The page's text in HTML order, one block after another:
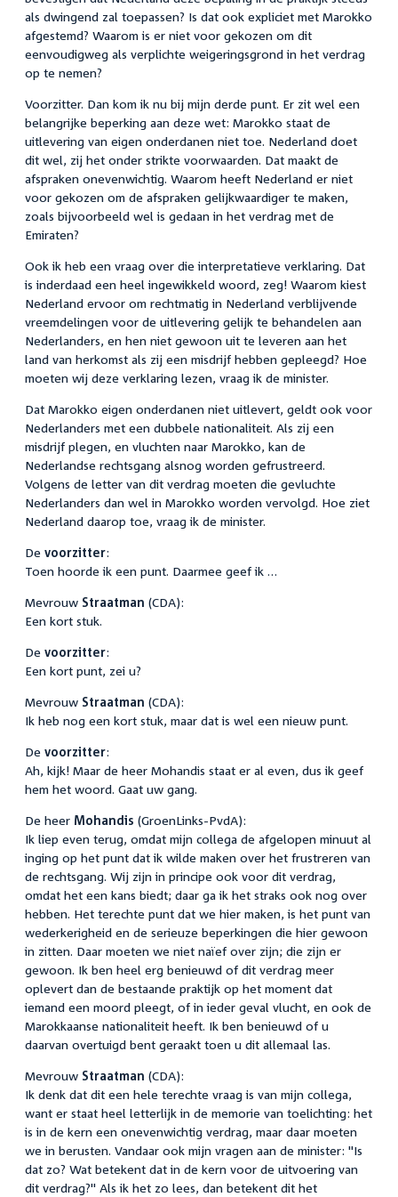
als dwingend zal toepassen? Is dat ook expliciet met Marokko
afgestemd? Waarom is er niet voor gekozen om dit
eenvoudigweg als verplichte weigeringsgrond in het verdrag
op te nemen?
Voorzitter. Dan kom ik nu bij mijn derde punt. Er zit wel een
belangrijke beperking aan deze wet: Marokko staat de
uitlevering van eigen onderdanen niet toe. Nederland doet
dit wel, zij het onder strikte voorwaarden. Dat maakt de
afspraken onevenwichtig. Waarom heeft Nederland er niet
voor gekozen om de afspraken gelijkwaardiger te maken,
zoals bijvoorbeeld wel is gedaan in het verdrag met de
Emiraten?
Ook ik heb een vraag over die interpretatieve verklaring. Dat
is inderdaad een heel ingewikkeld woord, zeg! Waarom kiest
Nederland ervoor om rechtmatig in Nederland verblijvende
vreemdelingen voor de uitlevering gelijk te behandelen aan
Nederlanders, en hen niet gewoon uit te leveren aan het
land van herkomst als zij een misdrijf hebben gepleegd? Hoe
moeten wij deze verklaring lezen, vraag ik de minister.
Dat Marokko eigen onderdanen niet uitlevert, geldt ook voor
Nederlanders met een dubbele nationaliteit. Als zij een
misdrijf plegen, en vluchten naar Marokko, kan de
Nederlandse rechtsgang alsnog worden gefrustreerd.
Volgens de letter van dit verdrag moeten die gevluchte
Nederlanders dan wel in Marokko worden vervolgd. Hoe ziet
Nederland daarop toe, vraag ik de minister.
De voorzitter:
Toen hoorde ik een punt. Daarmee geef ik …
Mevrouw Straatman (CDA):
Een kort stuk.
De voorzitter:
Een kort punt, zei u?
Mevrouw Straatman (CDA):
Ik heb nog een kort stuk, maar dat is wel een nieuw punt.
De voorzitter:
Ah, kijk! Maar de heer Mohandis staat er al even, dus ik geef
hem het woord. Gaat uw gang.
De heer Mohandis (GroenLinks-PvdA):
Ik liep even terug, omdat mijn collega de afgelopen minuut al
inging op het punt dat ik wilde maken over het frustreren van
de rechtsgang. Wij zijn in principe ook voor dit verdrag,
omdat het een kans biedt; daar ga ik het straks ook nog over
hebben. Het terechte punt dat we hier maken, is het punt van
wederkerigheid en de serieuze beperkingen die hier gewoon
in zitten. Daar moeten we niet naïef over zijn; die zijn er
gewoon. Ik ben heel erg benieuwd of dit verdrag meer
oplevert dan de bestaande praktijk op het moment dat
iemand een moord pleegt, of in ieder geval vlucht, en ook de
Marokkaanse nationaliteit heeft. Ik ben benieuwd of u
daarvan overtuigd bent geraakt toen u dit allemaal las.
Mevrouw Straatman (CDA):
Ik denk dat dit een hele terechte vraag is van mijn collega,
want er staat heel letterlijk in de memorie van toelichting: het
is in de kern een onevenwichtig verdrag, maar daar moeten
we in berusten. Vandaar ook mijn vragen aan de minister: "Is
dat zo? Wat betekent dat in de kern voor de uitvoering van
dit verdrag?" Als ik het zo lees, dan betekent dit het